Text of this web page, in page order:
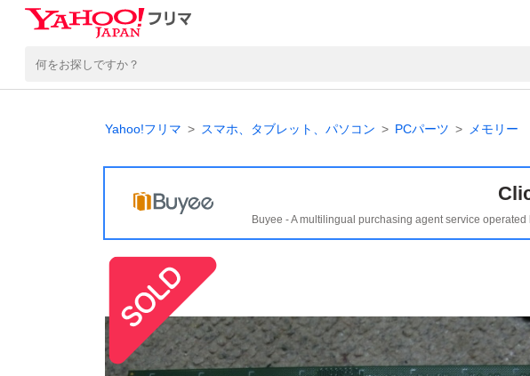
Yahoo!フリマ スマホ、タブレット、パソコン PCパーツ メモリー
Buyee - A multilingual purchasing agent service